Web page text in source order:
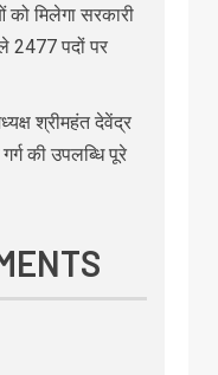
मिलेगा सरकारी
2477 पदों पर
श्रीमहंत देवेंद्र
की उपलब्धि पूरे